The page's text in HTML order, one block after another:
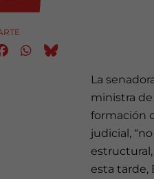
La
ministra
formación
judicial,
esta tarde,